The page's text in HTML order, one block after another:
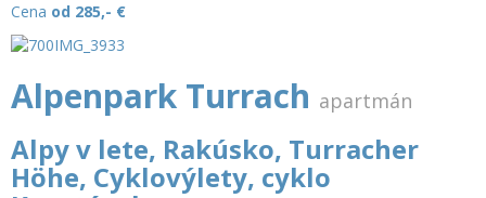
Cena od 285,- €
Alpenpark Turrach apartmán
Alpy v lete, Rakúsko, Turracher
Höhe, Cyklovýlety, cyklo